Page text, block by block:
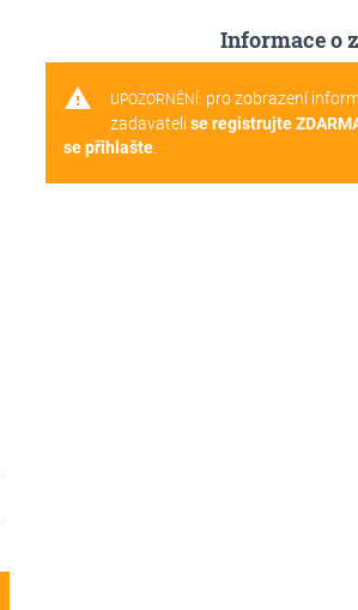
Informace o
warning UPOZORNĚNÍ: pro zobrazení
zadavateli se registrujte
se přihlašte.